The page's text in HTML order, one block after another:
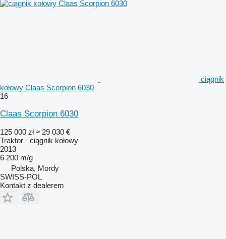
ciągnik
kołowy Claas Scorpion 6030
16
Claas Scorpion 6030
125 000 zł ≈ 29 030 €
Traktor - ciągnik kołowy
2013
6 200 m/g
Polska, Mordy
SWISS-POL
Kontakt z dealerem